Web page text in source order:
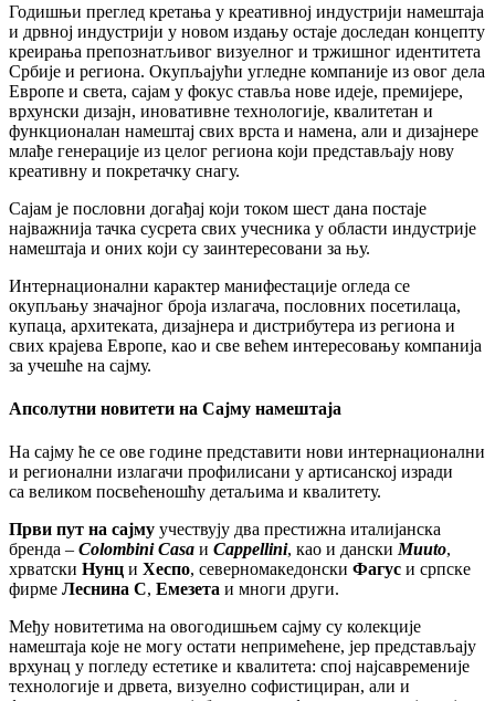
Годишњи преглед кретања у креативној индустрији намештаја
и дрвној индустрији у новом издању остаје доследан концепту
креирања препознатљивог визуелног и тржишног идентитета
Србије и региона. Окупљајући угледне компаније из овог дела
Европе и света, сајам у фокус ставља нове идеје, премијере,
врхунски дизајн, иновативне технологије, квалитетан и
функционалан намештај свих врста и намена, али и дизајнере
млађе генерације из целог региона који представљају нову
креативну и покретачку снагу.
Сајам је пословни догађај који током шест дана постаје
најважнија тачка сусрета свих учесника у области индустрије
намештаја и оних који су заинтересовани за њу.
Интернационални карактер манифестације огледа се
окупљању значајног броја излагача, пословних посетилаца,
купаца, архитеката, дизајнера и дистрибутера из региона и
свих крајева Европе, као и све већем интересовању компанија
за учешће на сајму.
Апсолутни новитети на Сајму намештаја
На сајму ће се ове године представити нови интернационални
и регионални излагачи профилисани у артисанској изради
са великом посвећеношћу детаљима и квалитету.
Први пут на сајму учествују два престижна италијанска
бренда – Colombini Casa и Cappellini, као и дански Muuto,
хрватски Нунц и Хеспо, северномакедонски Фагус и српске
фирме Леснина С, Емезета и многи други.
Међу новитетима на овогодишњем сајму су колекције
намештаја које не могу остати непримећене, јер представљају
врхунац у погледу естетике и квалитета: спој најсавременије
технологије и дрвета, визуелно софистициран, али и